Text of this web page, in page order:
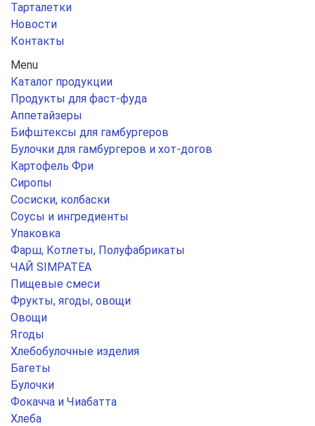
Тарталетки
Новости
Контакты
Menu
Каталог продукции
Продукты для фаст-фуда
Аппетайзеры
Бифштексы для гамбургеров
Булочки для гамбургеров и хот-догов
Картофель Фри
Сиропы
Сосиски, колбаски
Соусы и ингредиенты
Упаковка
Фарш, Котлеты, Полуфабрикаты
ЧАЙ SIMPATEA
Пищевые смеси
Фрукты, ягоды, овощи
Овощи
Ягоды
Хлебобулочные изделия
Багеты
Булочки
Фокачча и Чиабатта
Хлеба